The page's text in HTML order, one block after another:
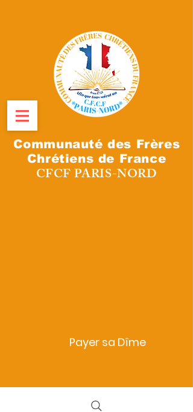
Communauté des Frères
Chrétiens de France
CFCF PARIS-NORD
Payer sa Dîme